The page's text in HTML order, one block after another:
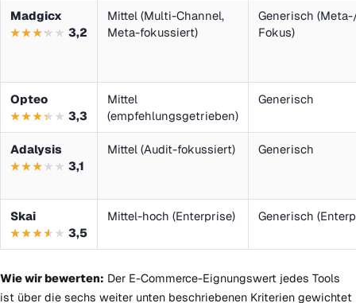
Madgicx
3,2
Mittel (Multi-Channel,
Meta-fokussiert)
Generisch
Fokus)
Opteo
3,3
Mittel
(empfehlungsgetrieben)
Generisch
Adalysis
3,1
Mittel (Audit-fokussiert) Generisch
Skai
3,5
Mittel-hoch (Enterprise) Generisch
Wie wir bewerten: Der E-Commerce-Eignungswert jedes Tools
ist über die sechs weiter unten beschriebenen Kriterien gewichtet